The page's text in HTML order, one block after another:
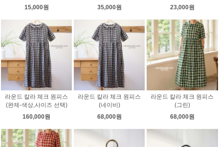
15,000원
35,000원
23,000원
라운드 칼라 체크 원피스
(완제-색상,사이즈 선택)
160,000원
라운드 칼라 체크 원피스
(네이비)
68,000원
라운드 칼라 체크 원피스
(그린)
68,000원